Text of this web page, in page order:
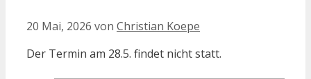
20 Mai, 2026 von Christian Koepe
Der Termin am 28.5. findet nicht statt.